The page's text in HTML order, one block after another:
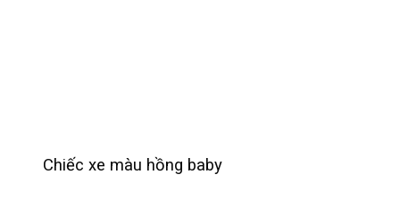
Chiếc xe màu hồng baby